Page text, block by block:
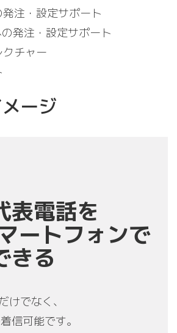
注・設定サポート
発注・設定サポート
チャー
ージ
表電話を
ートフォンで
きる
けでなく、
信可能です。